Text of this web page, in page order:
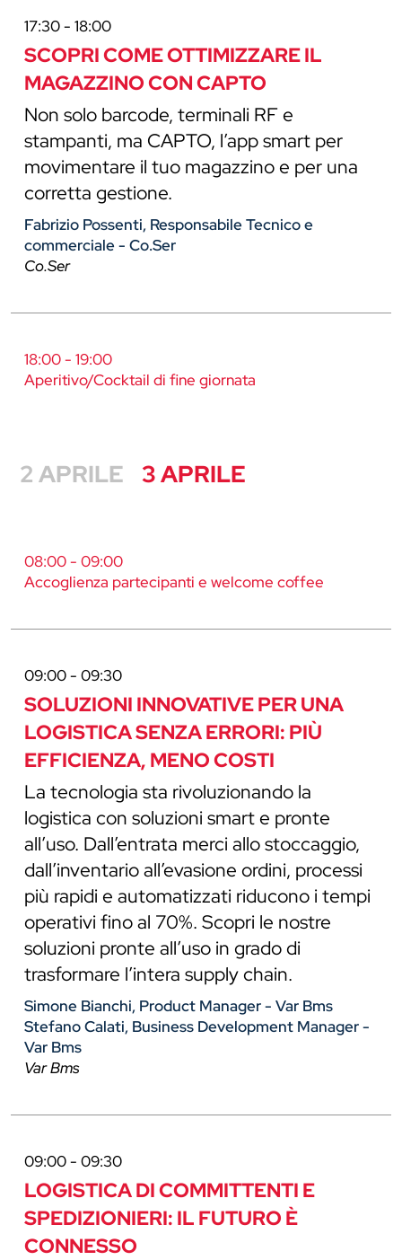
17:30 - 18:00
SCOPRI COME OTTIMIZZARE IL
MAGAZZINO CON CAPTO
Non solo barcode, terminali RF e
stampanti, ma CAPTO, l’app smart per
movimentare il tuo magazzino e per una
corretta gestione.
Fabrizio Possenti, Responsabile Tecnico e
commerciale - Co.Ser
Co.Ser
18:00 - 19:00
Aperitivo/Cocktail di fine giornata
2 APRILE 3 APRILE
08:00 - 09:00
Accoglienza partecipanti e welcome coffee
09:00 - 09:30
SOLUZIONI INNOVATIVE PER UNA
LOGISTICA SENZA ERRORI: PIÙ
EFFICIENZA, MENO COSTI
La tecnologia sta rivoluzionando la
logistica con soluzioni smart e pronte
all’uso. Dall’entrata merci allo stoccaggio,
dall’inventario all’evasione ordini, processi
più rapidi e automatizzati riducono i tempi
operativi fino al 70%. Scopri le nostre
soluzioni pronte all’uso in grado di
trasformare l’intera supply chain.
Simone Bianchi, Product Manager - Var Bms
Stefano Calati, Business Development Manager -
Var Bms
Var Bms
09:00 - 09:30
LOGISTICA DI COMMITTENTI E
SPEDIZIONIERI: IL FUTURO È
CONNESSO